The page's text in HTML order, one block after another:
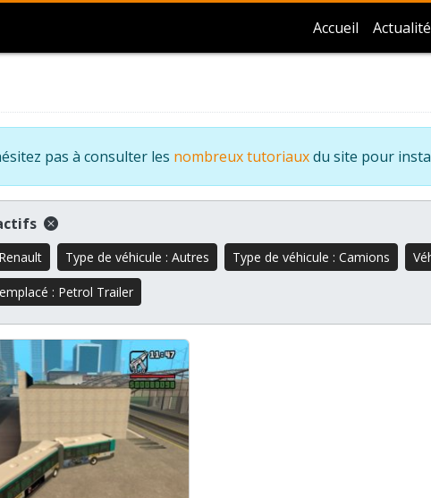
Accueil
pas à consulter les nombreux tutoriauxdu site pour
Type de véhicule : Autres Type de véhicule : Camions
: Petrol Trailer